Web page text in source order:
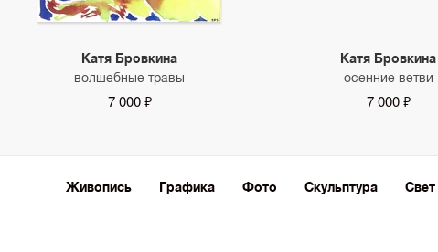
Катя Бровкина
волшебные травы
7 000 ₽
Катя Бровкина
осенние ветви
7 000 ₽
Живопись Графика Фото Скульптура Свет